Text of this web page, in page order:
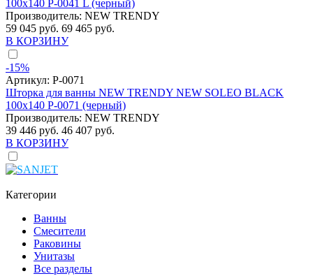
100x140 P-0041 L (черный)
Производитель: NEW TRENDY
59 045 руб. 69 465 руб.
В КОРЗИНУ
-15%
Артикул: P-0071
Шторка для ванны NEW TRENDY NEW SOLEO BLACK
100x140 P-0071 (черный)
Производитель: NEW TRENDY
39 446 руб. 46 407 руб.
В КОРЗИНУ
Категории
Ванны
Смесители
Раковины
Унитазы
Все разделы